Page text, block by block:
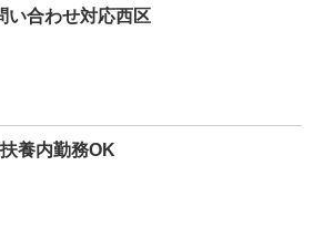
い合わせ対応西区
養内勤務OK